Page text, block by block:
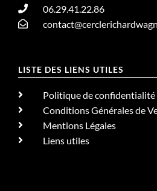
06.29.41.22.86
LISTE DES LIENS UTILES
Politique de confidentialité
Conditions Générales de
Mentions Légales
Liens utiles